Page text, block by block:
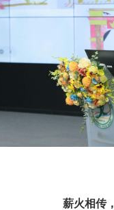
薪火相传